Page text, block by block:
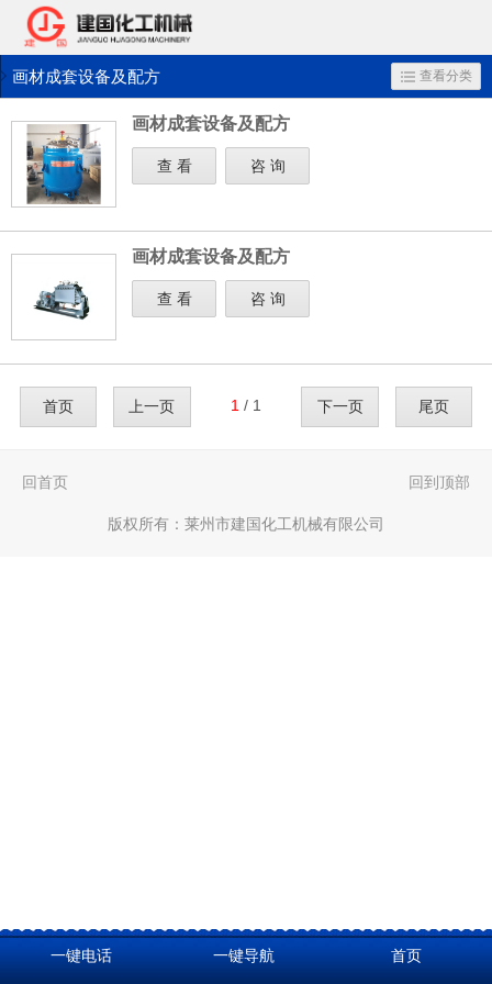
画材成套设备及配方 查看分类
画材成套设备及配方
查 看 咨 询
画材成套设备及配方
查 看 咨 询
首页 上一页 1 / 1 下一页 尾页
一键电话 一键导航 首页
回首页 回到顶部
版权所有： 莱州市建国化工机械有限公司